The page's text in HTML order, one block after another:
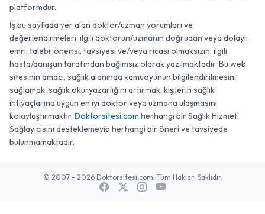
platformdur.
İş bu sayfada yer alan doktor/uzman yorumları ve
değerlendirmeleri, ilgili doktorun/uzmanın doğrudan veya dolaylı
emri, talebi, önerisi, tavsiyesi ve/veya ricası olmaksızın, ilgili
hasta/danışan tarafından bağımsız olarak yazılmaktadır. Bu web
sitesinin amacı, sağlık alanında kamuoyunun bilgilendirilmesini
sağlamak, sağlık okuryazarlığını artırmak, kişilerin sağlık
ihtiyaçlarına uygun en iyi doktor veya uzmana ulaşmasını
kolaylaştırmaktır. Doktorsitesi.com herhangi bir Sağlık Hizmeti
Sağlayıcısını desteklemeyip herhangi bir öneri ve tavsiyede
bulunmamaktadır.
© 2007 - 2026 Doktorsitesi.com. Tüm Hakları Saklıdır.